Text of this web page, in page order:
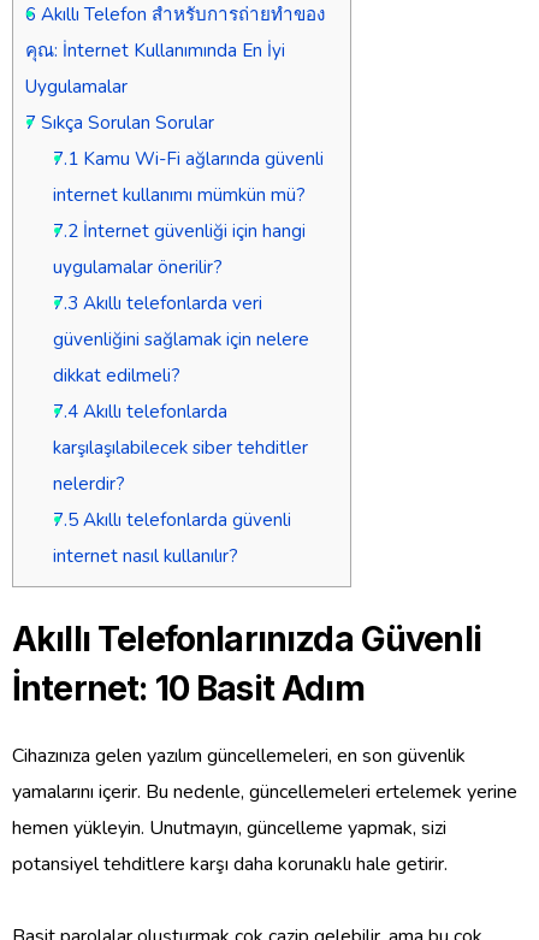
6 Akıllı Telefon สำหรับการถ่ายทำของ
คุณ: İnternet Kullanımında En İyi
Uygulamalar
7 Sıkça Sorulan Sorular
7.1Kamu Wi-Fi ağlarında güvenli
internet kullanımı mümkün mü?
7.2İnternet güvenliği için hangi
uygulamalar önerilir?
7.3 Akıllı telefonlarda veri
güvenliğini sağlamak için nelere
dikkat edilmeli?
7.4Akıllı telefonlarda
karşılaşılabilecek siber tehditler
nelerdir?
7.5Akıllı telefonlarda güvenli
internet nasıl kullanılır?
Akıllı Telefonlarınızda Güvenli
İnternet: 10 Basit Adım
Cihazınıza gelen yazılım güncellemeleri, en son güvenlik
yamalarını içerir. Bu nedenle, güncellemeleri ertelemek yerine
hemen yükleyin. Unutmayın, güncelleme yapmak, sizi
potansiyel tehditlere karşı daha korunaklı hale getirir.